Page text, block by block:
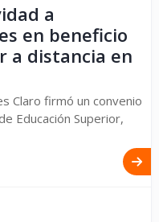
a
en beneficio
a distancia en
Claro firmó un convenio
Educación Superior,